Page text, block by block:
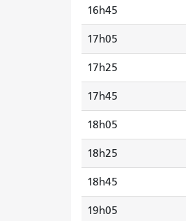
16h45
17h05
17h25
17h45
18h05
18h25
18h45
19h05